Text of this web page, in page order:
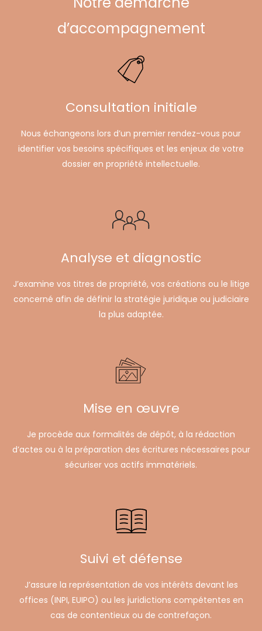
d’accompagnement
Consultation initiale
Nous échangeons lors d’un premier rendez-vous pour
identifier vos besoins spécifiques et les enjeux de votre
dossier en propriété intellectuelle.
Analyse et diagnostic
J’examine vos titres de propriété, vos créations ou le litige
concerné afin de définir la stratégie juridique ou judiciaire
la plus adaptée.
Mise en œuvre
Je procède aux formalités de dépôt, à la rédaction
d’actes ou à la préparation des écritures nécessaires pour
sécuriser vos actifs immatériels.
Suivi et défense
J’assure la représentation de vos intérêts devant les
offices (INPI, EUIPO) ou les juridictions compétentes en
cas de contentieux ou de contrefaçon.